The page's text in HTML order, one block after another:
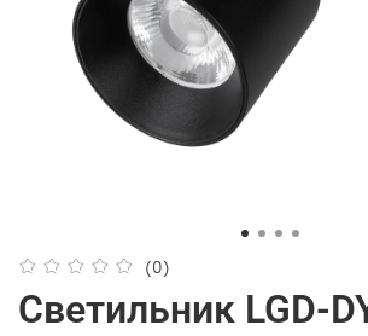
(0)
Светильник LGD-